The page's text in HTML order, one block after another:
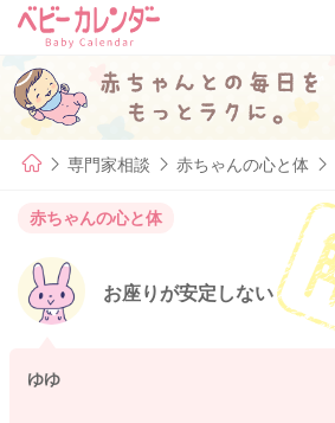
専門家相談 赤ちゃんの心と体
赤ちゃんの心と体
お座りが安定しない
ゆゆ